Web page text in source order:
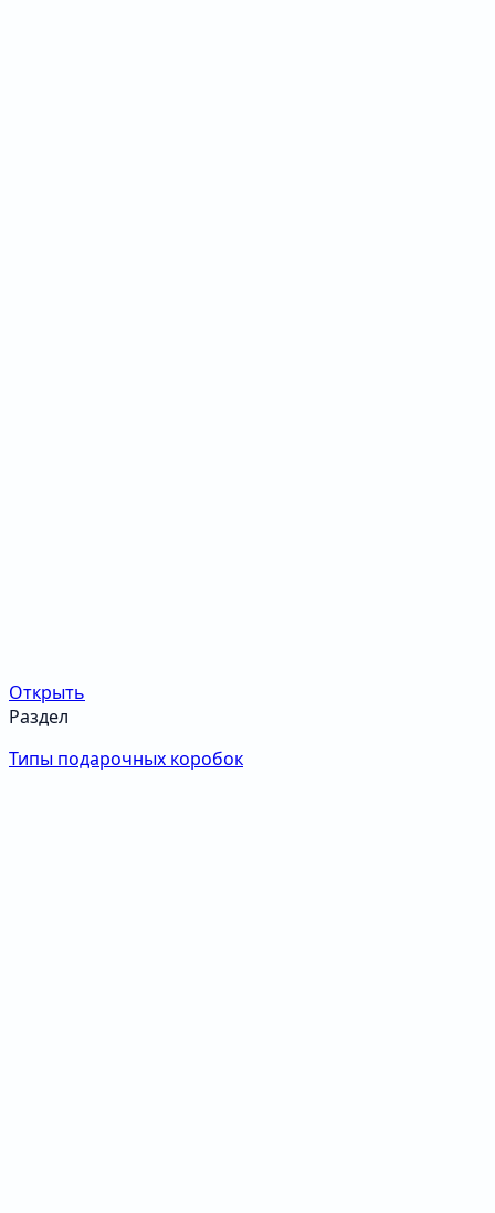
Открыть
Раздел
Типы подарочных коробок